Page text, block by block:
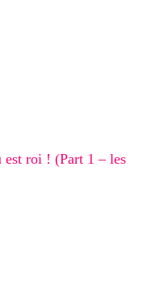
est roi ! (Part 1 – les